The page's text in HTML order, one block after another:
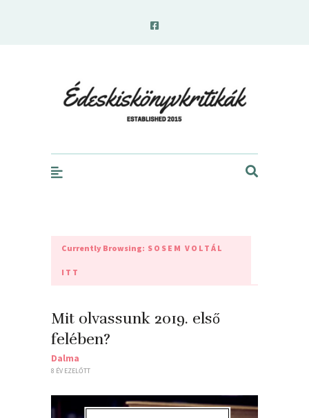
Currently Browsing: SOSEM VOLTÁL
ITT
Mit olvassunk 2019. első
felében?
Dalma
8 ÉV EZELŐTT